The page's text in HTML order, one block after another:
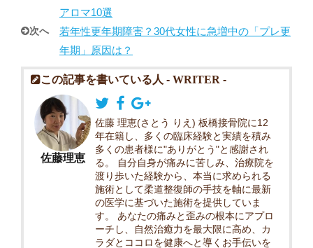
アロマ10選
次へ
若年性更年期障害？30代女性に急増中の「プレ更
年期」原因は？
この記事を書いている人 - WRITER -
佐藤理恵
佐藤 理恵(さとう りえ) 板橋接骨院に12
年在籍し、多くの臨床経験と実績を積み
多くの患者様に"ありがとう"と感謝され
る。 自分自身が痛みに苦しみ、治療院を
渡り歩いた経験から、本当に求められる
施術として柔道整復師の手技を軸に最新
の医学に基づいた施術を提供していま
す。 あなたの痛みと歪みの根本にアプロ
ーチし、自然治癒力を最大限に高め、カ
ラダとココロを健康へと導くお手伝いを